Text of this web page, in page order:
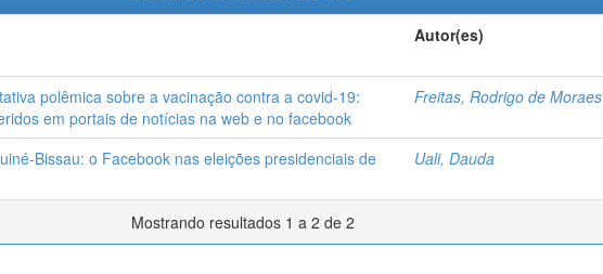
Autor(es)
polêmica sobre a vacinação contra a covid-19:
em portais de notícias na web e no facebook
Freitas, Rodrigo de Moraes
Bissau: o Facebook nas eleições presidenciais de
Uali, Dauda
Mostrando resultados 1 a 2 de 2